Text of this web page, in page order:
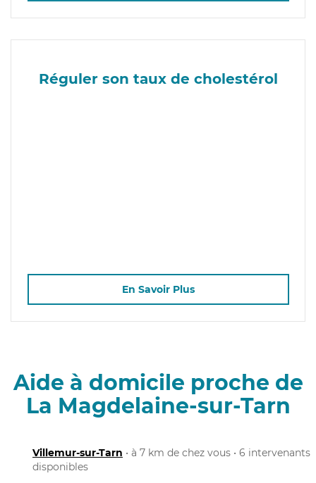
Réguler son taux de cholestérol
En Savoir Plus
Aide à domicile proche de
La Magdelaine-sur-Tarn
Villemur-sur-Tarn • à 7 km de chez vous • 6 intervenants
disponibles